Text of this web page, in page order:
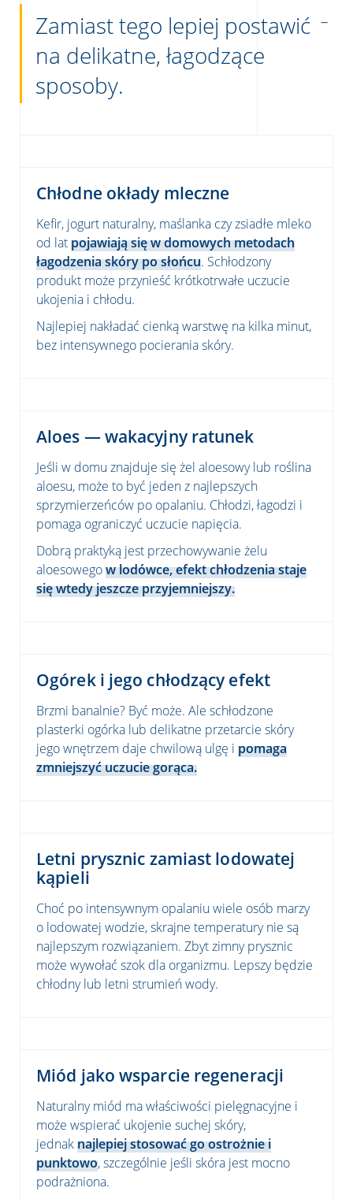
Zamiast tego lepiej postawić
na delikatne, łagodzące
sposoby.
Chłodne okłady mleczne
Kefir, jogurt naturalny, maślanka czy zsiadłe mleko
od latpojawiają się w domowych metodach
łagodzenia skóry po słońcu. Schłodzony
produkt może przynieść krótkotrwałe uczucie
ukojenia i chłodu.
Najlepiej nakładać cienką warstwę na kilka minut,
bez intensywnego pocierania skóry.
Aloes — wakacyjny ratunek
Jeśli w domu znajduje się żel aloesowy lub roślina
aloesu, może to być jeden z najlepszych
sprzymierzeńców po opalaniu. Chłodzi, łagodzi i
pomaga ograniczyć uczucie napięcia.
Dobrą praktyką jest przechowywanie żelu
aloesowegow lodówce, efekt chłodzenia staje
się wtedy jeszcze przyjemniejszy.
Ogórek i jego chłodzący efekt
Brzmi banalnie? Być może. Ale schłodzone
plasterki ogórka lub delikatne przetarcie skóry
jego wnętrzem daje chwilową ulgę i pomaga
zmniejszyć uczucie gorąca.
Letni prysznic zamiast lodowatej
kąpieli
Choć po intensywnym opalaniu wiele osób marzy
o lodowatej wodzie, skrajne temperatury nie są
najlepszym rozwiązaniem. Zbyt zimny prysznic
może wywołać szok dla organizmu. Lepszy będzie
chłodny lub letni strumień wody.
Miód jako wsparcie regeneracji
Naturalny miód ma właściwości pielęgnacyjne i
może wspierać ukojenie suchej skóry,
jednaknajlepiej stosować go ostrożnie i
punktowo, szczególnie jeśli skóra jest mocno
podrażniona.